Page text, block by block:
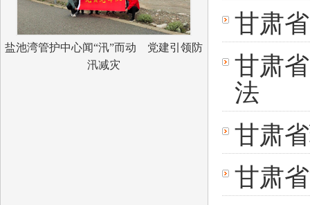
盐池湾管护中心闻“汛”而动 党建引领防
汛减灾
甘肃
甘肃
法
甘肃
甘肃